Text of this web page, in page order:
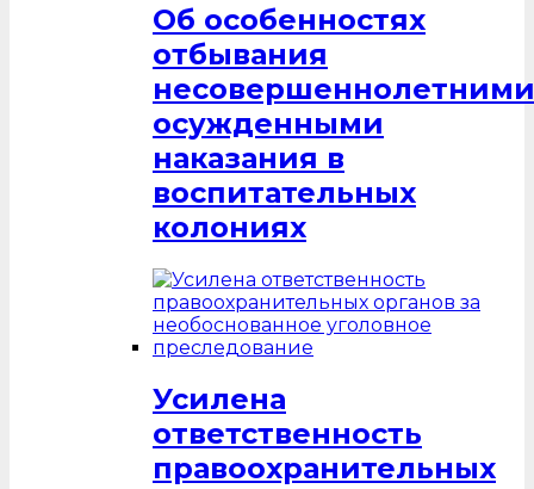
Об особенностях
отбывания
несовершеннолетними
осужденными
наказания в
воспитательных
колониях
Усилена
ответственность
правоохранительных